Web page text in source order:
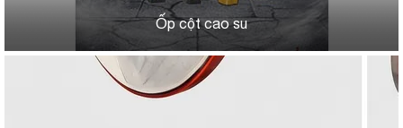
Ốp cột cao su